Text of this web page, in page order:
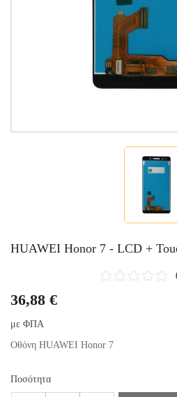
HUAWEI Honor 7 - LCD +
36,88 €
με ΦΠΑ
Οθόνη HUAWEI Honor 7
Ποσότητα